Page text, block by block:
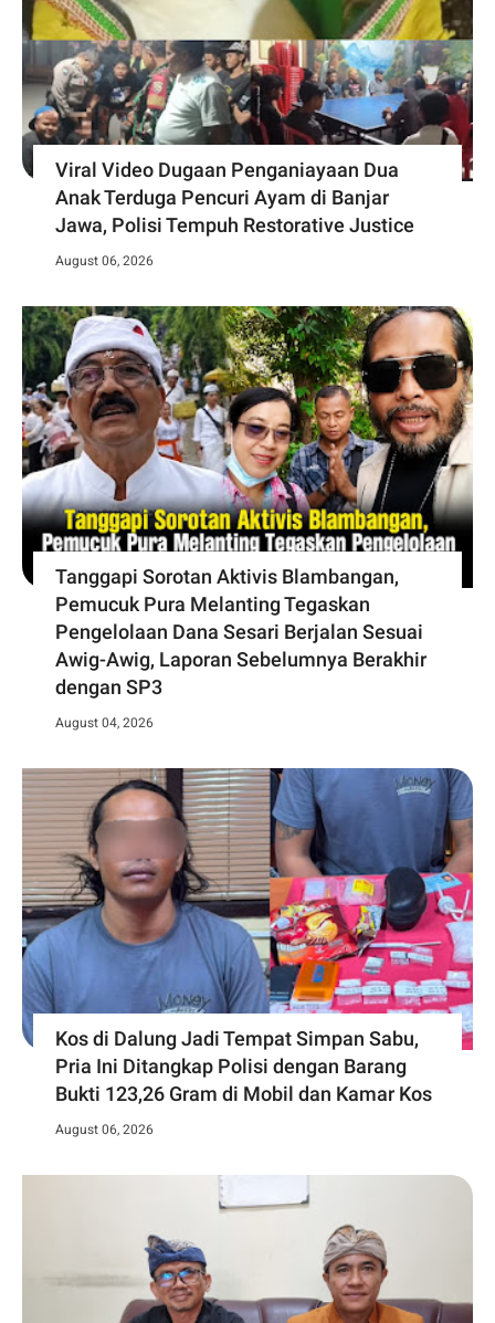
Viral Video Dugaan Penganiayaan Dua
Anak Terduga Pencuri Ayam di Banjar
Jawa, Polisi Tempuh Restorative Justice
August 06, 2026
Tanggapi Sorotan Aktivis Blambangan,
Pemucuk Pura Melanting Tegaskan
Pengelolaan Dana Sesari Berjalan Sesuai
Awig-Awig, Laporan Sebelumnya Berakhir
dengan SP3
August 04, 2026
Kos di Dalung Jadi Tempat Simpan Sabu,
Pria Ini Ditangkap Polisi dengan Barang
Bukti 123,26 Gram di Mobil dan Kamar Kos
August 06, 2026